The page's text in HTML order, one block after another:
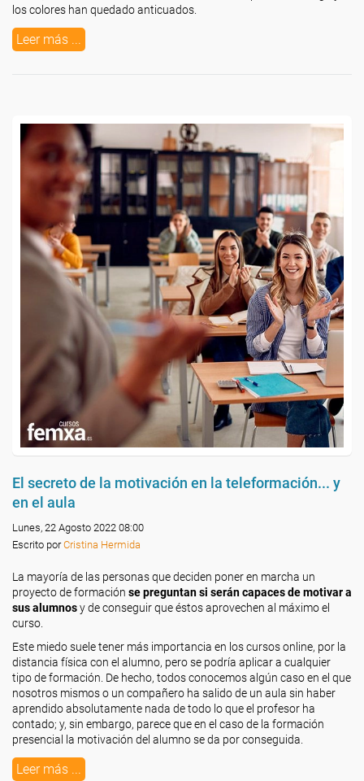
los colores han quedado anticuados.
Leer más ...
El secreto de la motivación en la teleformación... y
en el aula
Lunes, 22 Agosto 2022 08:00
Escrito porCristina Hermida
La mayoría de las personas que deciden poner en marcha un
proyecto de formación se preguntan si serán capaces de motivar a
sus alumnosy de conseguir que éstos aprovechen al máximo el
curso.
Este miedo suele tener más importancia en los cursos online, por la
distancia física con el alumno, pero se podría aplicar a cualquier
tipo de formación. De hecho, todos conocemos algún caso en el que
nosotros mismos o un compañero ha salido de un aula sin haber
aprendido absolutamente nada de todo lo que el profesor ha
contado; y, sin embargo, parece que en el caso de la formación
presencial la motivación del alumno se da por conseguida.
Leer más ...